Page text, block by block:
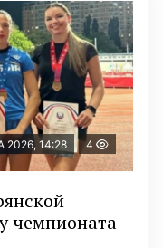
2026, 14:28 4
чемпионата